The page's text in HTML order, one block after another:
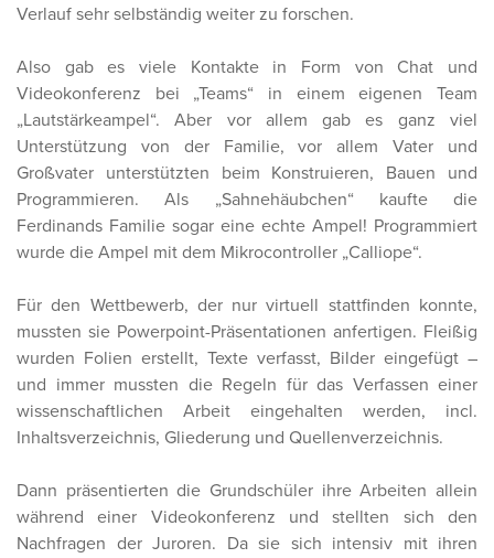
Verlauf sehr selbständig weiter zu forschen.
Also gab es viele Kontakte in Form von Chat und
Videokonferenz bei „Teams“ in einem eigenen Team
„Lautstärkeampel“. Aber vor allem gab es ganz viel
Unterstützung von der Familie, vor allem Vater und
Großvater unterstützten beim Konstruieren, Bauen und
Programmieren. Als „Sahnehäubchen“ kaufte die
Ferdinands Familie sogar eine echte Ampel! Programmiert
wurde die Ampel mit dem Mikrocontroller „Calliope“.
Für den Wettbewerb, der nur virtuell stattfinden konnte,
mussten sie Powerpoint-Präsentationen anfertigen. Fleißig
wurden Folien erstellt, Texte verfasst, Bilder eingefügt –
und immer mussten die Regeln für das Verfassen einer
wissenschaftlichen Arbeit eingehalten werden, incl.
Inhaltsverzeichnis, Gliederung und Quellenverzeichnis.
Dann präsentierten die Grundschüler ihre Arbeiten allein
während einer Videokonferenz und stellten sich den
Nachfragen der Juroren. Da sie sich intensiv mit ihren